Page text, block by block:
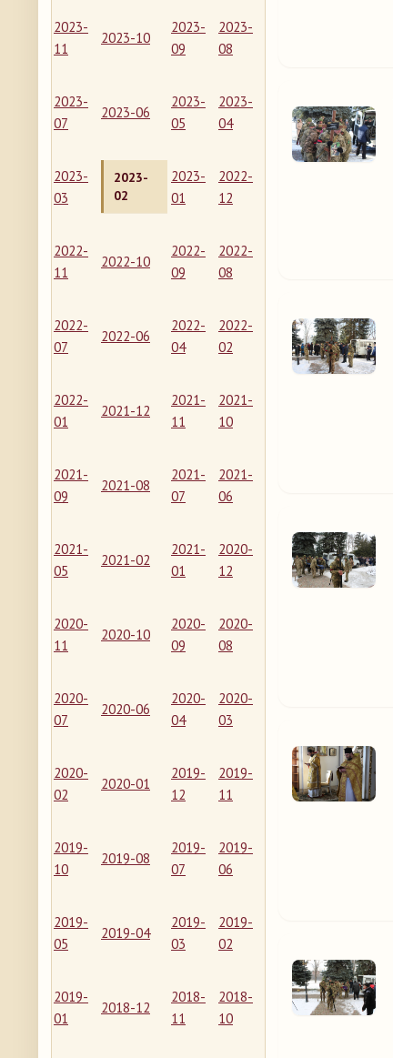
2023-
11
2023-10
2023-
09
2023-
08
2023-
07
2023-06
2023-
05
2023-
04
2023-
03
2023-
02
2023-
01
2022-
12
2022-
11
2022-10
2022-
09
2022-
08
2022-
07
2022-06
2022-
04
2022-
02
2022-
01
2021-12
2021-
11
2021-
10
2021-
09
2021-08
2021-
07
2021-
06
2021-
05
2021-02
2021-
01
2020-
12
2020-
11
2020-10
2020-
09
2020-
08
2020-
07
2020-06
2020-
04
2020-
03
2020-
02
2020-01
2019-
12
2019-
11
2019-
10
2019-08
2019-
07
2019-
06
2019-
05
2019-04
2019-
03
2019-
02
2019-
01
2018-12
2018-
11
2018-
10